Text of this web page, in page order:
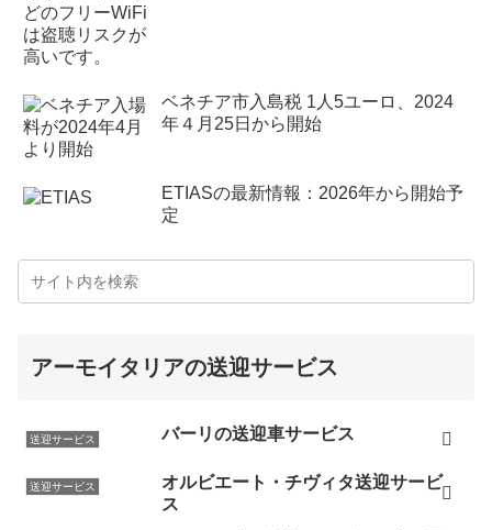
ベネチア市入島税 1人5ユーロ、2024
年４月25日から開始
ETIASの最新情報：2026年から開始予
定
アーモイタリアの送迎サービス
送迎サービス バーリの送迎車サービス
送迎サービス
オルビエート・チヴィタ送迎サービ
ス